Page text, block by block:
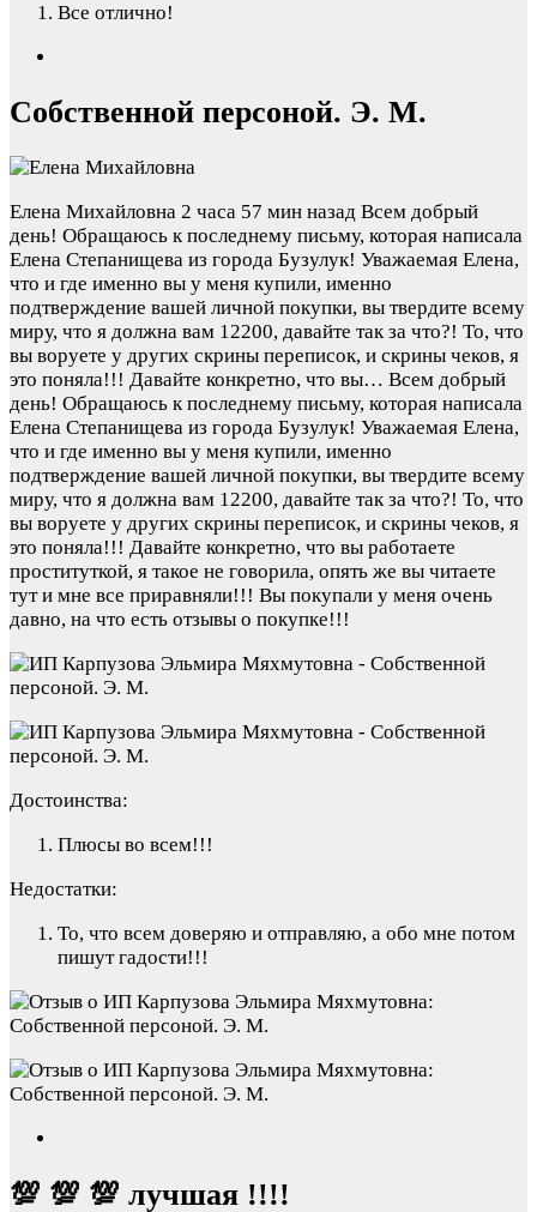
Все отлично!
Собственной персоной. Э. М.
Елена Михайловна 2 часа 57 мин назад Всем добрый
день! Обращаюсь к последнему письму, которая написала
Елена Степанищева из города Бузулук! Уважаемая Елена,
что и где именно вы у меня купили, именно
подтверждение вашей личной покупки, вы твердите всему
миру, что я должна вам 12200, давайте так за что?! То, что
вы воруете у других скрины переписок, и скрины чеков, я
это поняла!!! Давайте конкретно, что вы… Всем добрый
день! Обращаюсь к последнему письму, которая написала
Елена Степанищева из города Бузулук! Уважаемая Елена,
что и где именно вы у меня купили, именно
подтверждение вашей личной покупки, вы твердите всему
миру, что я должна вам 12200, давайте так за что?! То, что
вы воруете у других скрины переписок, и скрины чеков, я
это поняла!!! Давайте конкретно, что вы работаете
проституткой, я такое не говорила, опять же вы читаете
тут и мне все приравняли!!! Вы покупали у меня очень
давно, на что есть отзывы о покупке!!!
Достоинства:
Плюсы во всем!!!
Недостатки:
То, что всем доверяю и отправляю, а обо мне потом
пишут гадости!!!
💯 💯 💯 лучшая !!!!